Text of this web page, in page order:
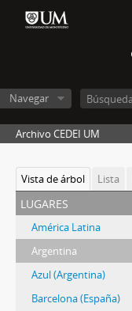
Navegar
Archivo CEDEI UM
Vista de árbol Lista
lugares
América Latina
Argentina
Azul (Argentina)
Barcelona (España)